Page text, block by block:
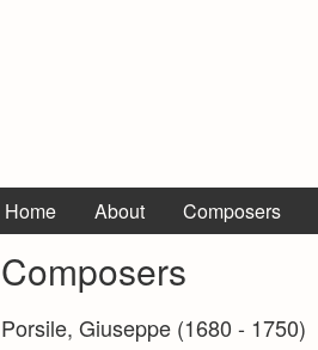
Home About Composers
Composers
Porsile, Giuseppe (1680 - 1750)